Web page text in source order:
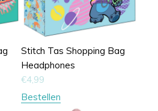
Stitch Tas Shopping Bag
Headphones
€4,99
Bestellen